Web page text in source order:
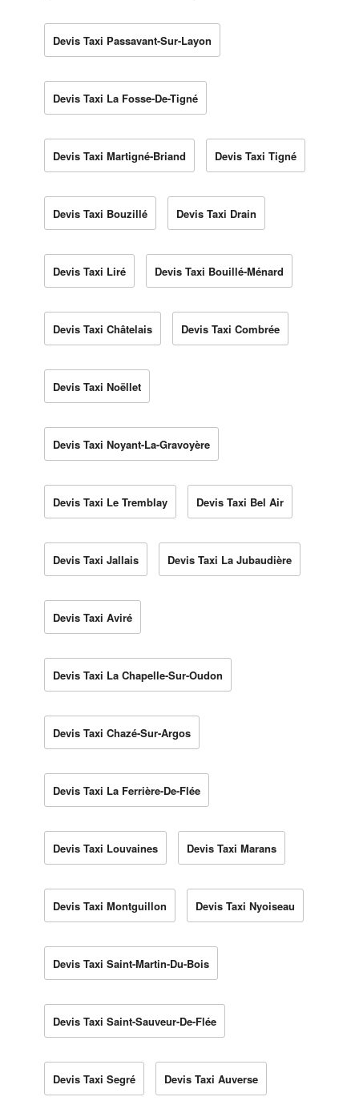
Devis Taxi Passavant-Sur-Layon
Devis Taxi La Fosse-De-Tigné
Devis Taxi Martigné-Briand Devis Taxi Tigné
Devis Taxi Bouzillé Devis Taxi Drain
Devis Taxi Liré Devis Taxi Bouillé-Ménard
Devis Taxi Châtelais Devis Taxi Combrée
Devis Taxi Noëllet
Devis Taxi Noyant-La-Gravoyère
Devis Taxi Le Tremblay Devis Taxi Bel Air
Devis Taxi Jallais Devis Taxi La Jubaudière
Devis Taxi Aviré
Devis Taxi La Chapelle-Sur-Oudon
Devis Taxi Chazé-Sur-Argos
Devis Taxi La Ferrière-De-Flée
Devis Taxi Louvaines Devis Taxi Marans
Devis Taxi Montguillon Devis Taxi Nyoiseau
Devis Taxi Saint-Martin-Du-Bois
Devis Taxi Saint-Sauveur-De-Flée
Devis Taxi Segré Devis Taxi Auverse